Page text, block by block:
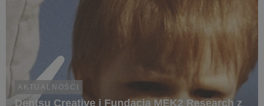
AKTUALNOŚCI
Dentsu Creative i Fundacja MEK2 Research z